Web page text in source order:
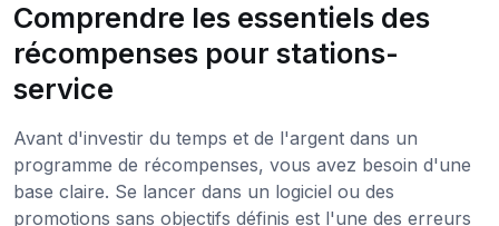
Comprendre les essentiels des
récompenses pour stations-
service
Avant d'investir du temps et de l'argent dans un
programme de récompenses, vous avez besoin d'une
base claire. Se lancer dans un logiciel ou des
promotions sans objectifs définis est l'une des erreurs